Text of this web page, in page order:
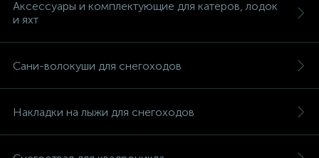
Аксессуары и комплектующие для катеров, лодок
и яхт
Сани-волокуши для снегоходов
Накладки на лыжи для снегоходов